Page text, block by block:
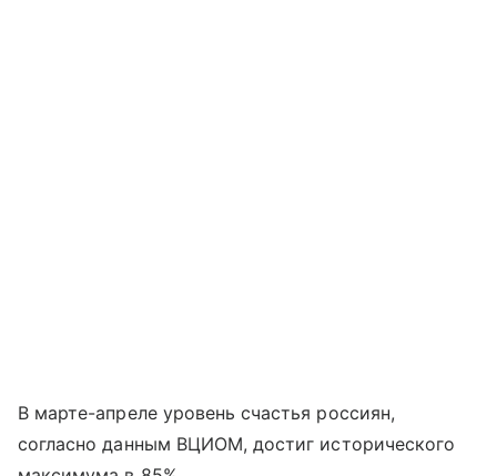
В марте-апреле уровень счастья россиян,
согласно данным ВЦИОМ, достиг исторического